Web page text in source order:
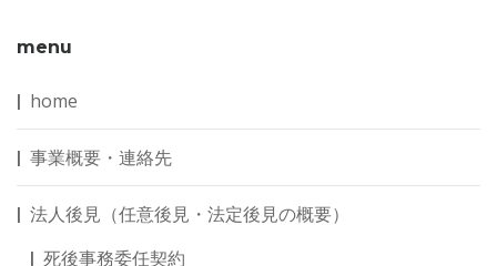
menu
home
事業概要・連絡先
法人後見（任意後見・法定後見の概要）
死後事務委任契約